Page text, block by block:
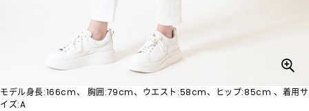
モデル身長:166cm、 胸囲:79cm、ウエスト:58cm、ヒップ:85cm 、着用サ
イズ:A